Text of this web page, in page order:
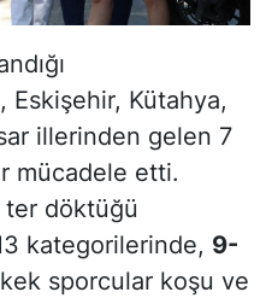
Eskişehir, Kütahya,
illerinden gelen 7
mücadele etti.
ter döktüğü
kategorilerinde, 9-
sporcular koşu ve